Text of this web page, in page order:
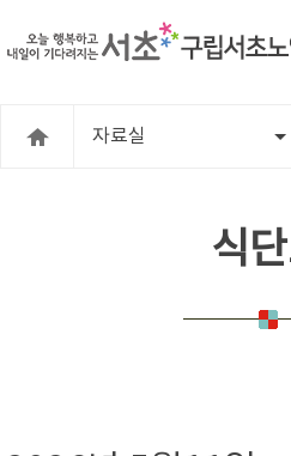
자료실
식